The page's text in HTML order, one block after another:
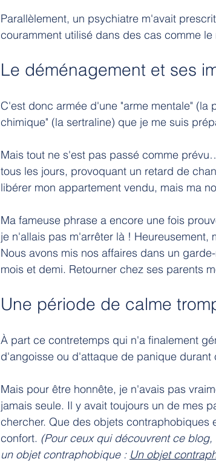
Parallèlement, un psychiatre m'avait
couramment utilisé dans des cas comme le
Le déménagement et ses
C'est donc armée d'une "arme mentale" (la
chimique" (la sertraline) que je me suis
Mais tout ne s'est pas passé comme
tous les jours, provoquant un retard de
libérer mon appartement vendu, mais ma
Ma fameuse phrase a encore une fois
je n'allais pas m'arrêter là !
Nous avons mis nos affaires dans un
mois et demi. Retourner chez ses parents
Une période de calme
À part ce contretemps qui n'a finalement
d'angoisse ou d'attaque de panique durant
Mais pour être honnête, je n'avais pas
jamais seule. Il y avait toujours un de mes
chercher. Que des objets
confort. (Pour ceux qui découvrent ce
un objet contraphobique : Un objet